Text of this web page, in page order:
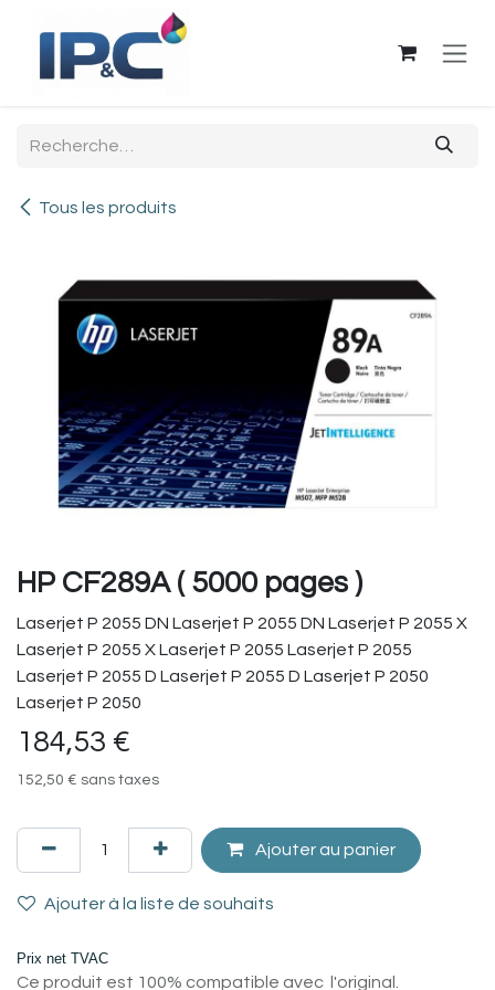
Se rendre au contenu
Tous les produits
HP CF289A ( 5000 pages )
Laserjet P 2055 DN Laserjet P 2055 DN Laserjet P 2055 X
Laserjet P 2055 X Laserjet P 2055 Laserjet P 2055
Laserjet P 2055 D Laserjet P 2055 D Laserjet P 2050
Laserjet P 2050
184,53 €
152,50 € sans taxes
Ajouter au panier
Ajouter à la liste de souhaits
Prix net TVAC
Ce produit est 100% compatible avec l'original.